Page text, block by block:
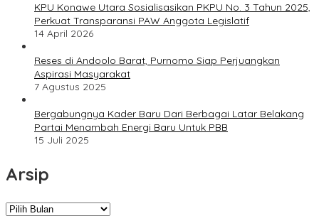
KPU Konawe Utara Sosialisasikan PKPU No. 3 Tahun 2025,
Perkuat Transparansi PAW Anggota Legislatif
14 April 2026
Reses di Andoolo Barat, Purnomo Siap Perjuangkan
Aspirasi Masyarakat
7 Agustus 2025
Bergabungnya Kader Baru Dari Berbagai Latar Belakang
Partai Menambah Energi Baru Untuk PBB
15 Juli 2025
Arsip
Arsip